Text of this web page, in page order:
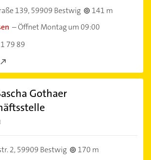
139,59909 Bestwig
141 m
–Öffnet Montag um 09:00
79 89
Gothaer
2,59909 Bestwig
170 m